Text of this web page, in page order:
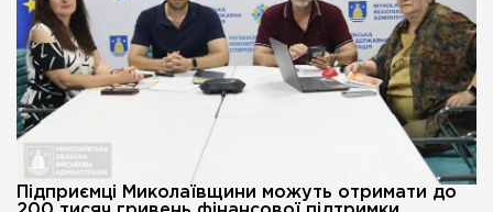
Підприємці Миколаївщини можуть отримати до